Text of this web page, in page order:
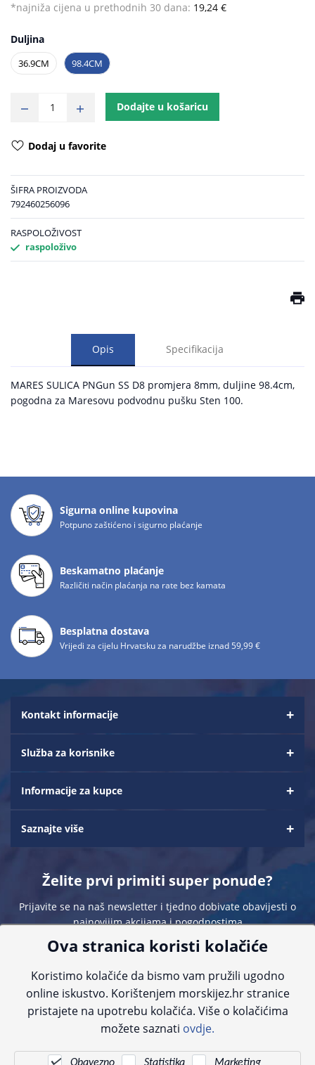
*najniža cijena u prethodnih 30 dana: 19,24 €
Duljina
36.9CM 98.4CM
Dodajte u košaricu
Dodaj u favorite
ŠIFRA PROIZVODA
792460256096
RASPOLOŽIVOST
raspoloživo
Opis Specifikacija
MARES SULICA PNGun SS D8 promjera 8mm, duljine 98.4cm,
pogodna za Maresovu podvodnu pušku Sten 100.
Sigurna online kupovina
Potpuno zaštićeno i sigurno plaćanje
Beskamatno plaćanje
Različiti način plaćanja na rate bez kamata
Besplatna dostava
Vrijedi za cijelu Hrvatsku za narudžbe iznad 59,99 €
Kontakt informacije
Služba za korisnike
Informacije za kupce
Saznajte više
Želite prvi primiti super ponude?
Prijavite se na naš newsletter i tjedno dobivate obavijesti o
najnovijim akcijama i pogodnostima
Sve navedene cijene sadrže PDV. Pokušavamo osigurati što preciznije
informacije, ali zbog tehnoloških ograničenja ne možemo garantirati potpunu
kontaktirajte nas putem telefona:+385 23 231 761ili e-maila:info@morskijez.hr
Ova stranica koristi kolačiće
Koristimo kolačiće da bismo vam pružili ugodno
online iskustvo. Korištenjem morskijez.hr stranice
pristajete na upotrebu kolačića. Više o kolačićima
možete saznati ovdje.